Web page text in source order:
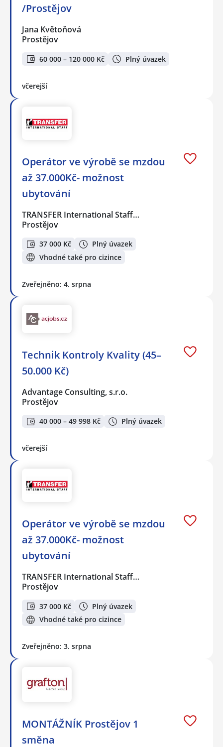
/Prostějov
Jana Květoňová
Prostějov
60 000 – 120 000 Kč Plný úvazek
včerejší
Operátor ve výrobě se mzdou
až 37.000Kč- možnost
ubytování
TRANSFER International Staff…
Prostějov
37 000 Kč
Plný úvazek
Vhodné také pro cizince
Zveřejněno: 4. srpna
Technik Kontroly Kvality (45–
50.000 Kč)
Advantage Consulting, s.r.o.
Prostějov
40 000 – 49 998 Kč Plný úvazek
včerejší
Operátor ve výrobě se mzdou
až 37.000Kč- možnost
ubytování
TRANSFER International Staff…
Prostějov
37 000 Kč
Plný úvazek
Vhodné také pro cizince
Zveřejněno: 3. srpna
MONTÁŽNÍK Prostějov 1
směna